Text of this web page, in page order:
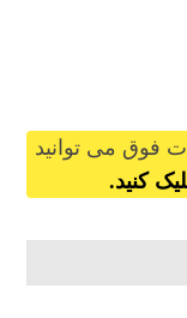
فوق می توانید
کنید.